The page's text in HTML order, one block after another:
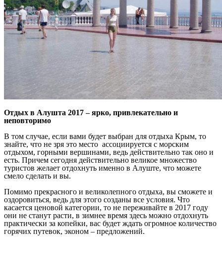
Отдых в Алушта 2017 – ярко, привлекательно и
неповторимо
В том случае, если вами будет выбран для отдыха Крым, то
знайте, что не зря это место ассоциируется с морским
отдыхом, горными вершинами, ведь действительно так оно и
есть. Причем сегодня действительно великое множество
туристов желает отдохнуть именно в Алуште, что можете
смело сделать и вы.
Помимо прекрасного и великолепного отдыха, вы сможете и
оздоровиться, ведь для этого созданы все условия. Что
касается ценовой категории, то не переживайте в 2017 году
они не станут расти, в зимнее время здесь можно отдохнуть
практически за копейки, вас будет ждать огромное количество
горячих путевок, эконом – предложений.